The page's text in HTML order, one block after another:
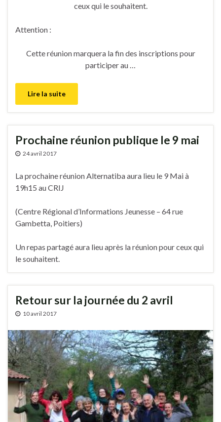
ceux qui le souhaitent.
Attention :
Cette réunion marquera la fin des inscriptions pour
participer au …
Lire la suite
Prochaine réunion publique le 9 mai
24 avril 2017
La prochaine réunion Alternatiba aura lieu le 9 Mai à
19h15 au CRIJ
(Centre Régional d’Informations Jeunesse – 64 rue
Gambetta, Poitiers)
Un repas partagé aura lieu après la réunion pour ceux qui
le souhaitent.
Retour sur la journée du 2 avril
10 avril 2017